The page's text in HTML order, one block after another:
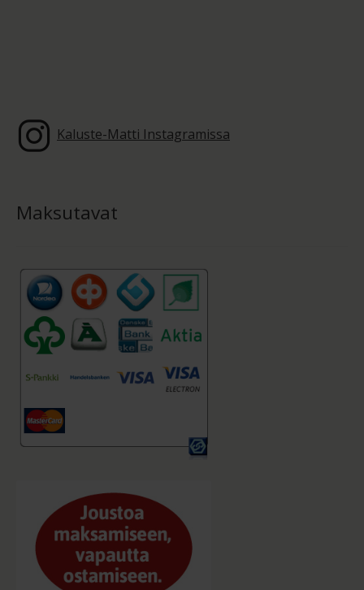
Kaluste-Matti Instagramissa
Maksutavat